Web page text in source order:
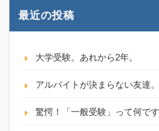
最近の投稿
大学受験。あれから2年。
アルバイトが決まらない友達。
驚愕！「一般受験」って何で